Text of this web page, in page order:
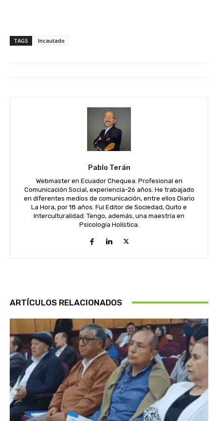
TAGS Incautado
Pablo Terán
Webmaster en Ecuador Chequea. Profesional en
Comunicación Social, experiencia-26 años. He trabajado
en diferentes medios de comunicación, entre ellos Diario
La Hora, por 18 años. Fui Editor de Sociedad, Quito e
Interculturalidad. Tengo, además, una maestría en
Psicología Holística.
ARTÍCULOS RELACIONADOS